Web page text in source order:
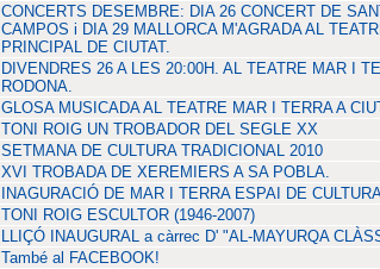
CONCERTS DESEMBRE: DIA 26 CONCERT DE
CAMPOS i DIA 29 MALLORCA M'AGRADA AL
PRINCIPAL DE CIUTAT.
DIVENDRES 26 A LES 20:00H. AL TEATRE MAR I
RODONA.
GLOSA MUSICADA AL TEATRE MAR I TERRA A
TONI ROIG UN TROBADOR DEL SEGLE XX
SETMANA DE CULTURA TRADICIONAL 2010
XVI TROBADA DE XEREMIERS A SA POBLA.
INAGURACIÓ DE MAR I TERRA ESPAI DE
TONI ROIG ESCULTOR (1946-2007)
LLIÇÓ INAUGURAL a càrrec D' "AL-MAYURQA
També al FACEBOOK!